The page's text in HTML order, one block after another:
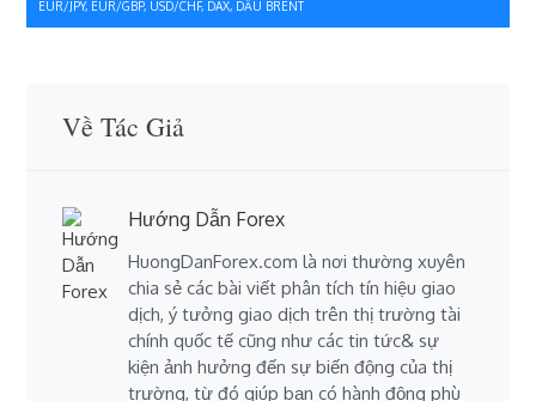
bài
EUR/JPY, EUR/GBP, USD/CHF, DAX, DẦU BRENT
Về Tác Giả
Hướng Dẫn Forex
HuongDanForex.com là nơi thường xuyên
chia sẻ các bài viết phân tích tín hiệu giao
dịch, ý tưởng giao dịch trên thị trường tài
chính quốc tế cũng như các tin tức& sự
kiện ảnh hưởng đến sự biến động của thị
trường, từ đó giúp bạn có hành động phù